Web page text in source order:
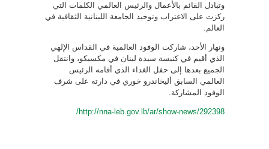
وتبادل القائم بالأعمال والرئيس العالمي الكلمات التي
ركزت على الاغتراب وتوحيد الجامعة اللبنانية الثقافية في
العالم.
ونهار الأحد، شاركت الوفود العالمية في القداس الإلهي
الذي أقيم في كنيسة سيدة لبنان في مكسيكو، وانتقل
الجميع بعدها إلى حفل الغداء الذي أقامه الرئيس
العالمي السابق أليخاندرو خوري في دارته على شرف
الوفود المشاركة.
http://nna-leb.gov.lb/ar/show-news/292398/